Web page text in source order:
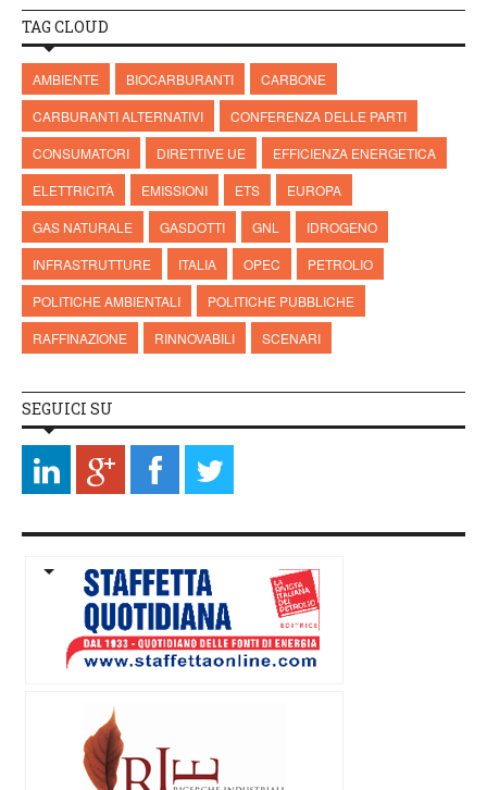
TAG CLOUD
AMBIENTE BIOCARBURANTI
CARBONE
CARBURANTI ALTERNATIVI
CONFERENZA DELLE PARTI
CONSUMATORI
DIRETTIVE UE
EFFICIENZA ENERGETICA
ELETTRICITÀ
EMISSIONI ETS
EUROPA
GAS NATURALE
GASDOTTI GNL
IDROGENO
INFRASTRUTTURE
ITALIA OPEC
PETROLIO
POLITICHE AMBIENTALI
POLITICHE PUBBLICHE
RAFFINAZIONE
RINNOVABILI SCENARI
SEGUICI SU